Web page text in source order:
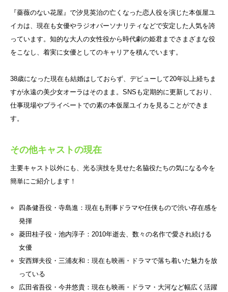
『薔薇のない花屋』で汐見英治の亡くなった恋人役を演じた本仮屋ユ
イカは、現在も女優やラジオパーソナリティなどで安定した人気を誇
っています。知的な大人の女性役から時代劇の姫君までさまざまな役
をこなし、着実に女優としてのキャリアを積んでいます。
38歳になった現在も結婚はしておらず、デビューして20年以上経ちま
すが永遠の美少女オーラはそのまま。SNSも定期的に更新しており、
仕事現場やプライベートでの素の本仮屋ユイカを見ることができま
す。
その他キャストの現在
主要キャスト以外にも、光る演技を見せた名脇役たちの気になる今を
簡単にご紹介します！
四条健吾役・寺島進：現在も刑事ドラマや任侠もので渋い存在感を
発揮
菱田桂子役・池内淳子：2010年逝去、数々の名作で愛され続ける
女優
安西輝夫役・三浦友和：現在も映画・ドラマで落ち着いた魅力を放
っている
広田省吾役・今井悠貴：現在も映画・ドラマ・大河など幅広く活躍